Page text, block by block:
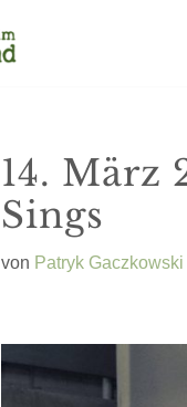
14. März
Sings
von Patryk Gaczkowski